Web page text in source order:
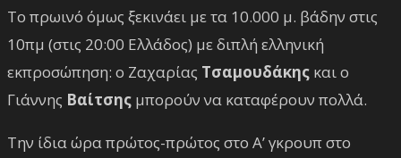
Το πρωινό όμως ξεκινάει με τα 10.000 μ. βάδην στις
10πμ (στις 20:00 Ελλάδος) με διπλή ελληνική
εκπροσώπηση: ο Ζαχαρίας Τσαμουδάκης και ο
Γιάννης Βαίτσης μπορούν να καταφέρουν πολλά.
Την ίδια ώρα πρώτος-πρώτος στο Α’ γκρουπ στο